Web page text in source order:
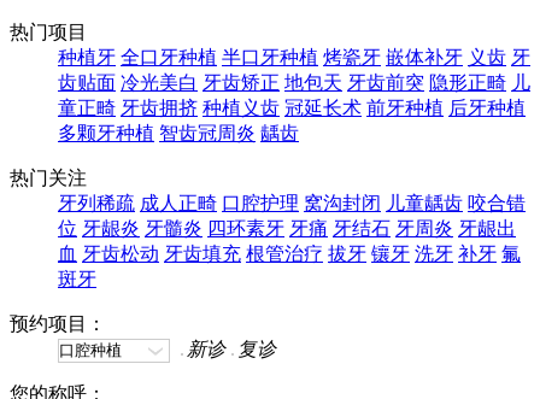
热门项目
种植牙 全口牙种植 半口牙种植 烤瓷牙 嵌体补牙 义齿 牙
齿贴面 冷光美白 牙齿矫正 地包天 牙齿前突 隐形正畸 儿
童正畸 牙齿拥挤 种植义齿 冠延长术 前牙种植 后牙种植
多颗牙种植 智齿冠周炎 龋齿
热门关注
牙列稀疏 成人正畸 口腔护理 窝沟封闭 儿童龋齿 咬合错
位 牙龈炎 牙髓炎 四环素牙 牙痛 牙结石 牙周炎 牙龈出
血 牙齿松动 牙齿填充 根管治疗 拔牙 镶牙 洗牙 补牙 氟
斑牙
预约项目：
新诊
复诊
您的称呼：